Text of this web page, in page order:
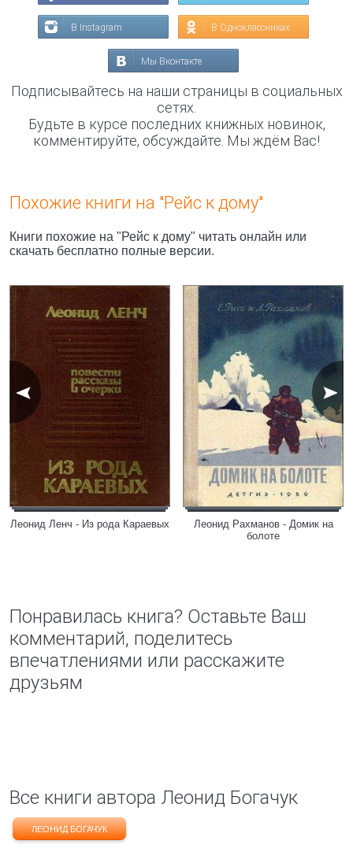
В Instagram В Одноклассниках
Мы Вконтакте
Подписывайтесь на наши страницы в социальных
сетях.
Будьте в курсе последних книжных новинок,
комментируйте, обсуждайте. Мы ждём Вас!
Похожие книги на "Рейс к дому"
Книги похожие на "Рейс к дому" читать онлайн или
скачать бесплатно полные версии.
Леонид Ленч - Из рода Караевых
Леонид Рахманов - Домик на
болоте
Понравилась книга? Оставьте Ваш
комментарий, поделитесь
впечатлениями или расскажите
друзьям
Все книги автора Леонид Богачук
ЛЕОНИД БОГАЧУК